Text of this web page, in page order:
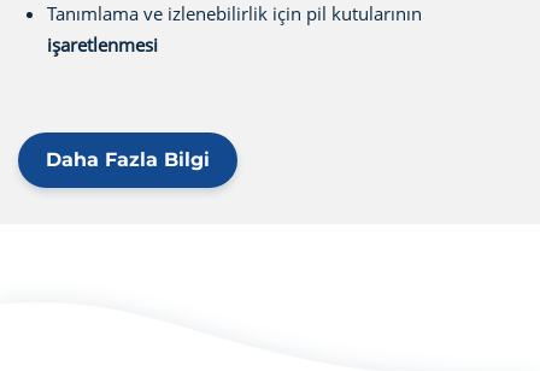
Tanımlama ve izlenebilirlik için pil kutularının
işaretlenmesi
Daha Fazla Bilgi